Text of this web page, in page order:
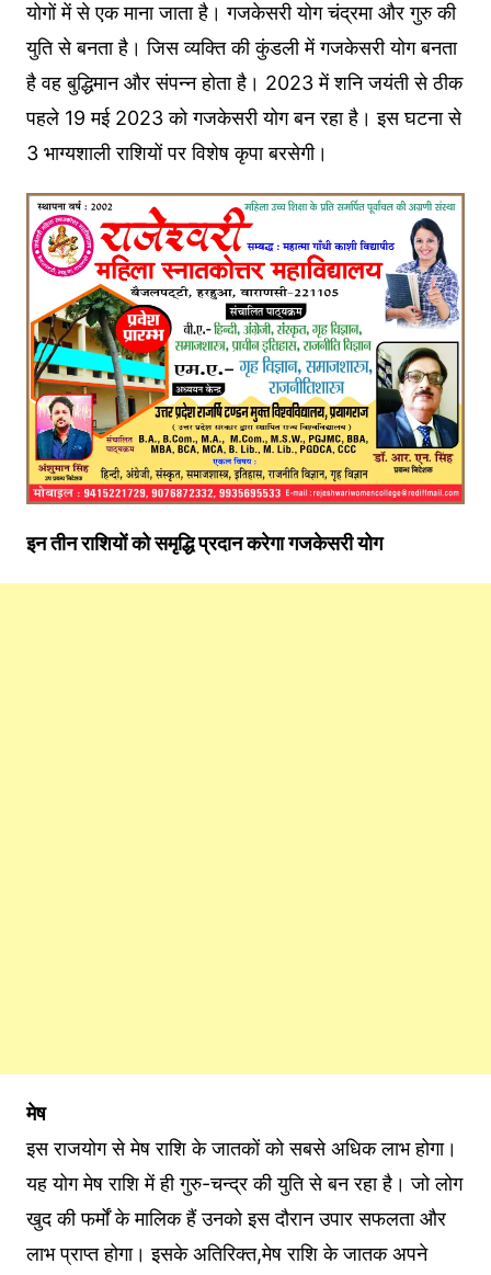
योगों में से एक माना जाता है। गजकेसरी योग चंद्रमा और गुरु की
युति से बनता है। जिस व्यक्ति की कुंडली में गजकेसरी योग बनता
है वह बुद्धिमान और संपन्न होता है। 2023 में शनि जयंती से ठीक
पहले 19 मई 2023 को गजकेसरी योग बन रहा है। इस घटना से
3 भाग्यशाली राशियों पर विशेष कृपा बरसेगी।
इन तीन राशियों को समृद्धि प्रदान करेगा गजकेसरी योग
मेष
इस राजयोग से मेष राशि के जातकों को सबसे अधिक लाभ होगा।
यह योग मेष राशि में ही गुरु-चन्द्र की युति से बन रहा है। जो लोग
खुद की फर्मों के मालिक हैं उनको इस दौरान उपार सफलता और
लाभ प्राप्त होगा। इसके अतिरिक्त,मेष राशि के जातक अपने